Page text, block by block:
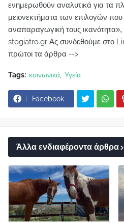
ενημερωθούν αναλυτικά για τα
μειονεκτήματα των επιλογών
αναπαραγωγική τους ικανότητα»,
stogiatro.gr Ας συνδεθούμε στο
πρώτοι τα άρθρα -->
Tags: κοινωνικά Υγεία
Facebook
Άλλα ενδιαφέροντα άρθρα